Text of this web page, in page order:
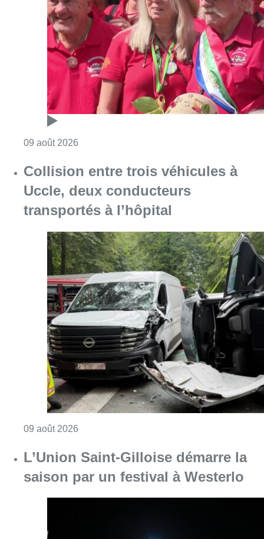
Collision entre trois véhicules à
Uccle, deux conducteurs
transportés à l’hôpital
09 août 2026Consulter l'article "Collision entre trois
L’Union Saint-Gilloise démarre la
saison par un festival à Westerlo